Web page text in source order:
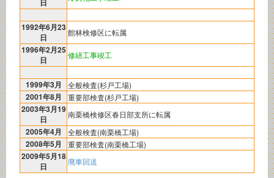
日
1992年6月23
日
館林検修区に転属
1996年2月25
日
修繕工事竣工
1999年3月 全般検査(杉戸工場)
2001年8月 重要部検査(杉戸工場)
2003年3月19
日
南栗橋検修区春日部支所に転属
2005年4月 全般検査(南栗橋工場)
2008年5月 重要部検査(南栗橋工場)
2009年5月18
日
廃車回送